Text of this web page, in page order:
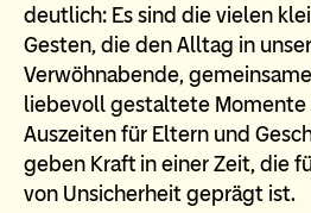
deutlich: Es sind die vielen
Gesten, die den Alltag in
Verwöhnabende,
liebevoll gestaltete
Auszeiten für Eltern und
geben Kraft in einer Zeit, die
von Unsicherheit geprägt ist.